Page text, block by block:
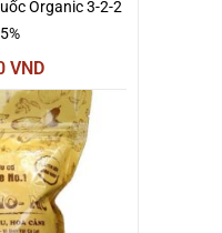
Organic 3-2-2
VND